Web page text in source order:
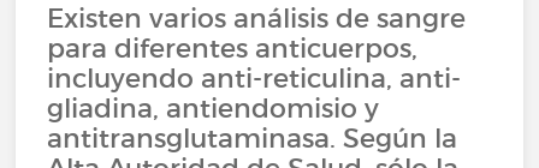
Existen varios análisis de sangre
para diferentes anticuerpos,
incluyendo anti-reticulina, anti-
gliadina, antiendomisio y
antitransglutaminasa. Según la